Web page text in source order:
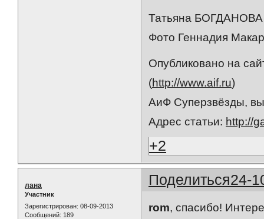
Татьяна БОГДАНОВА
Фото Геннадия
Опубликовано на
(http://www.aif.ru)
АиФ Суперзвёзды,
Адрес статьи: http://
+2
Поделиться24-
лана
Участник
Зарегистрирован: 08-09-2013
Сообщений: 189
rom, спасибо!